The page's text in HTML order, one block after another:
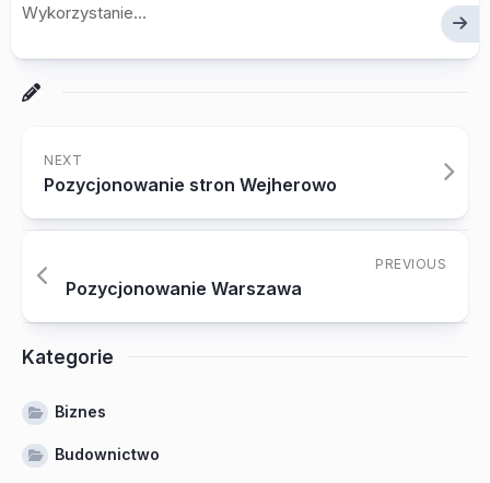
Wykorzystanie...
NEXT
Pozycjonowanie stron Wejherowo
PREVIOUS
Pozycjonowanie Warszawa
Kategorie
Biznes
Budownictwo